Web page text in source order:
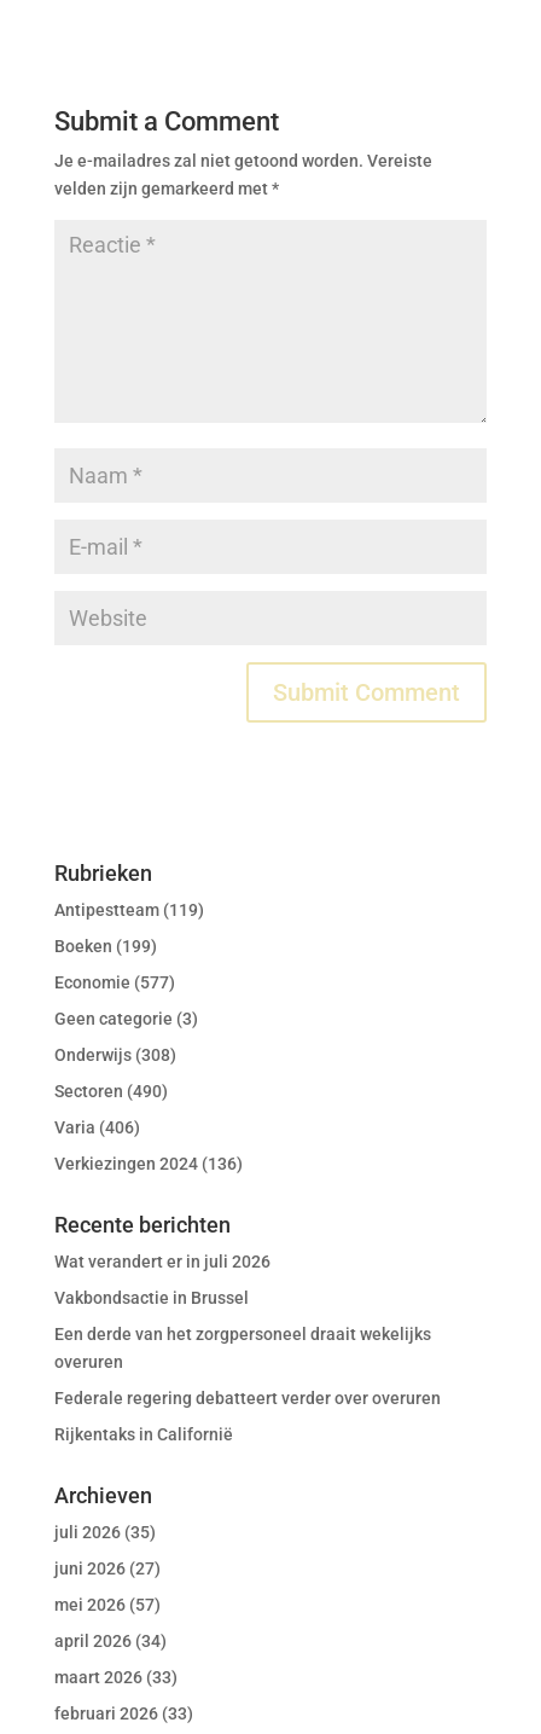
Submit a Comment
Je e-mailadres zal niet getoond worden. Vereiste
velden zijn gemarkeerd met*
Rubrieken
Antipestteam(119)
Boeken (199)
Economie (577)
Geen categorie (3)
Onderwijs(308)
Sectoren (490)
Varia (406)
Verkiezingen 2024(136)
Recente berichten
Wat verandert er in juli 2026
Vakbondsactie in Brussel
Een derde van het zorgpersoneel draait wekelijks
overuren
Federale regering debatteert verder over overuren
Rijkentaks in Californië
Archieven
juli 2026(35)
juni 2026(27)
mei 2026(57)
april 2026(34)
maart 2026(33)
februari 2026(33)